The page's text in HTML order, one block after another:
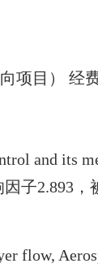
项目） 经
and its
子2.893，
flow,